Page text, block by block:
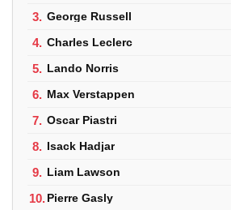
3. George Russell
4. Charles Leclerc
5. Lando Norris
6. Max Verstappen
7. Oscar Piastri
8. Isack Hadjar
9. Liam Lawson
10.Pierre Gasly